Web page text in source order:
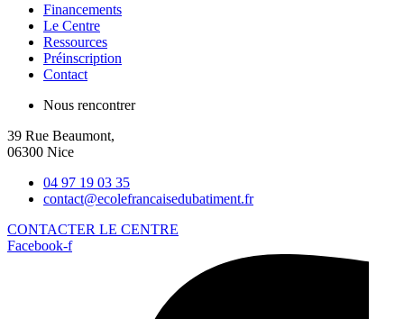
Financements
Le Centre
Ressources
Préinscription
Contact
Nous rencontrer
39 Rue Beaumont,
06300 Nice
04 97 19 03 35
contact@ecolefrancaisedubatiment.fr
CONTACTER LE CENTRE
Facebook-f